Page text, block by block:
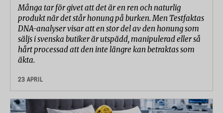
Många tar för givet att det är en ren och naturlig
produkt när det står honung på burken. Men Testfaktas
DNA-analyser visar att en stor del av den honung som
säljs i svenska butiker är utspädd, manipulerad eller så
hårt processad att den inte längre kan betraktas som
äkta.
23 APRIL